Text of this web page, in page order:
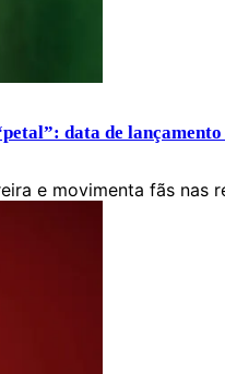
data de lançamento
e movimenta fãs nas